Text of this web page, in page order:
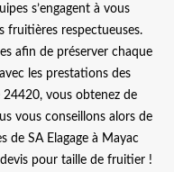
s’engagent à vous
fruitières respectueuses.
afin de préserver chaque
les prestations des
24420, vous obtenez de
vous conseillons alors de
de SA Elagage à Mayac
pour taille de fruitier !